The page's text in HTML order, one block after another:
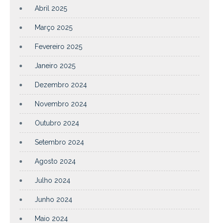
Abril 2025
Março 2025
Fevereiro 2025
Janeiro 2025
Dezembro 2024
Novembro 2024
Outubro 2024
Setembro 2024
Agosto 2024
Julho 2024
Junho 2024
Maio 2024